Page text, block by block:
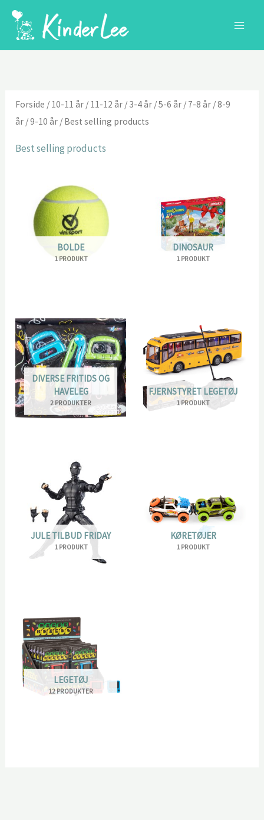
Forside / 10-11 år / 11-12 år / 3-4 år /5-6 år / 7-8 år /8-9
år /9-10 år / Best selling products
Best selling products
BOLDE
1 PRODUKT
DINOSAUR
1 PRODUKT
DIVERSE FRITIDS OG
HAVELEG
2 PRODUKTER
FJERNSTYRET LEGETØJ
1 PRODUKT
JULE TILBUD FRIDAY
1 PRODUKT
KØRETØJER
1 PRODUKT
LEGETØJ
12 PRODUKTER